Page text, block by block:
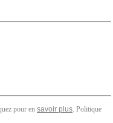
pour en savoir plus. Politique